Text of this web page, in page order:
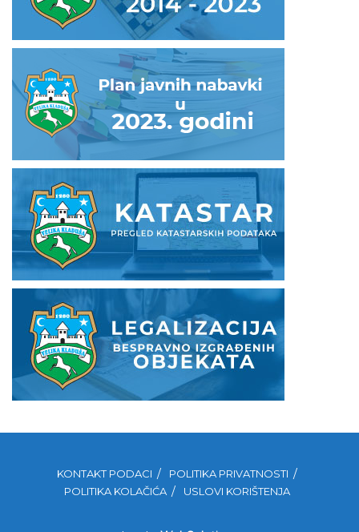
KONTAKT PODACI
POLITIKA PRIVATNOSTI
POLITIKA KOLAČIĆA
USLOVI KORIŠTENJA